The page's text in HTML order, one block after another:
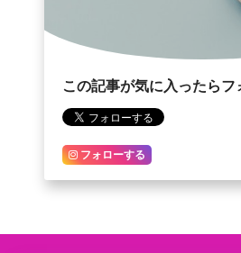
この記事が気に入ったらフ
フォローする